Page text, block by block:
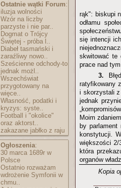
Ostatnie wątki Forum:
iluzja wolności
Wzór na liczby
parzyste i nie par..
Dogmat o Trójcy
Świętej - próba l..
Diabeł tasmański i
zaraźliwy nowo..
Sześcienne odchody-to
jednak możl..
Wszechświat
przygotowany na
więce..
Własność, podatki i
kryzys: syste..
Football i "okolice"
oraz aktorst..
zakazane jabłko z raju
Ogłoszenia:
30 marca 1689r w
Polsce
Ostatnio rozważam
wdrożenie Symfonii w
chmu..
rąk": biskupi
odłamu
się intencji
skwitować te
prace nad
3.
ratyfikowany
i skorzystali z
jednak
Moim
by
konstytucji.
większości 2/
która
organów
Kopia